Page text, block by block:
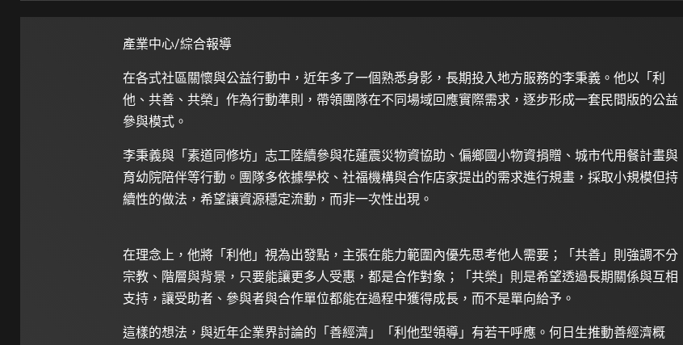
產業中心/綜合報導
在各式社區關懷與公益行動中，近年多了一個熟悉身影，長期投入地方服務的李秉義。他以「利
他、共善、共榮」作為行動準則，帶領團隊在不同場域回應實際需求，逐步形成一套民間版的公益
參與模式。
李秉義與「素道同修坊」志工陸續參與花蓮震災物資協助、偏鄉國小物資捐贈、城市代用餐計畫與
育幼院陪伴等行動。團隊多依據學校、社福機構與合作店家提出的需求進行規畫，採取小規模但持
續性的做法，希望讓資源穩定流動，而非一次性出現。
在理念上，他將「利他」視為出發點，主張在能力範圍內優先思考他人需要；「共善」則強調不分
宗教、階層與背景，只要能讓更多人受惠，都是合作對象；「共榮」則是希望透過長期關係與互相
支持，讓受助者、參與者與合作單位都能在過程中獲得成長，而不是單向給予。
這樣的想法，與近年企業界討論的「善經濟」「利他型領導」有若干呼應。何日生推動善經濟概